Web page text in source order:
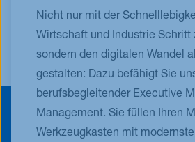
Nicht nur mit der
Wirtschaft und Industrie Schritt
sondern den digitalen Wandel
gestalten: Dazu befähigt Sie
berufsbegleitender Executive
Management. Sie füllen Ihren
Werkzeugkasten mit